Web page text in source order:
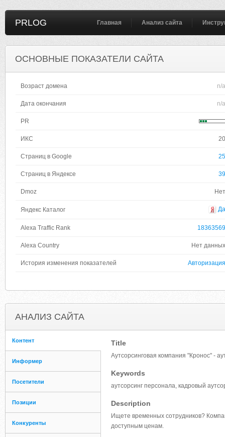
PRLOG Главная Анализ сайта
ОСНОВНЫЕ ПОКАЗАТЕЛИ САЙТА
Возраст домена n/a
Дата окончания n/a
PR
ИКС 20
Страниц в Google 25
Страниц в Яндексе 39
Dmoz Нет
Яндекс Каталог Да
Alexa Traffic Rank 18363569
Alexa Country Нет данных
История изменения показателей Авторизация
АНАЛИЗ САЙТА
Контент
Информер
Посетители
Позиции
Конкуренты
Title
Аутсорсинговая компания "Кронос" -
Keywords
аутсорсинг персонала, кадровый
Description
Ищете временных сотрудников?
доступным ценам.